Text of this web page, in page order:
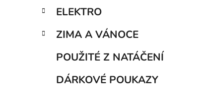
ELEKTRO
ZIMA A VÁNOCE
POUŽITÉ Z NATÁČENÍ
DÁRKOVÉ POUKAZY